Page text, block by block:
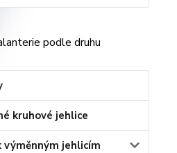
podle druhu
kruhové jehlice
výměnným jehlicím